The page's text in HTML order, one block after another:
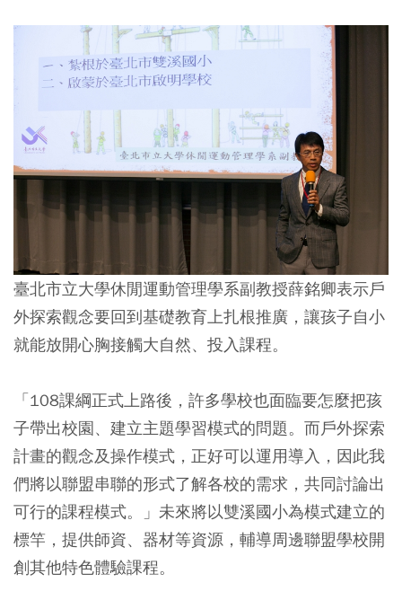
臺北市立大學休閒運動管理學系副教授薛銘卿表示戶
外探索觀念要回到基礎教育上扎根推廣，讓孩子自小
就能放開心胸接觸大自然、投入課程。
「108課綱正式上路後，許多學校也面臨要怎麼把孩
子帶出校園、建立主題學習模式的問題。而戶外探索
計畫的觀念及操作模式，正好可以運用導入，因此我
們將以聯盟串聯的形式了解各校的需求，共同討論出
可行的課程模式。」未來將以雙溪國小為模式建立的
標竿，提供師資、器材等資源，輔導周邊聯盟學校開
創其他特色體驗課程。